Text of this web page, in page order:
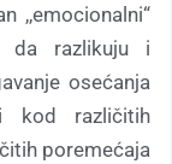
,,emocionalni“
da razlikuju i
osećanja
kod različitih
poremećaja